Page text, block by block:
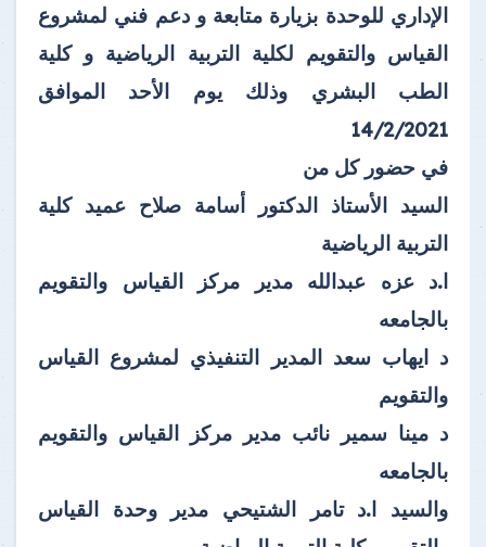
الإداري للوحدة بزيارة متابعة و دعم فني لمشروع
القياس والتقويم لكلية التربية الرياضية و كلية
الطب البشري وذلك يوم الأحد الموافق
14/2/2021
في حضور كل من
السيد الأستاذ الدكتور أسامة صلاح عميد كلية
التربية الرياضية
ا.د عزه عبدالله مدير مركز القياس والتقويم
بالجامعه
د ايهاب سعد المدير التنفيذي لمشروع القياس
والتقويم
د مينا سمير نائب مدير مركز القياس والتقويم
بالجامعه
والسيد ا.د تامر الشتيحي مدير وحدة القياس